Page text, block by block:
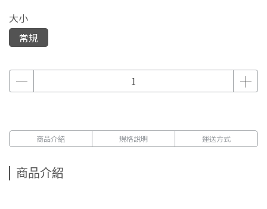
大小
常規
商品介紹 規格說明 運送方式
商品介紹